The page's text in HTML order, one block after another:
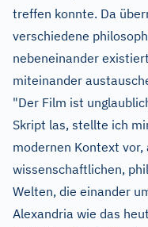
treffen konnte. Da
verschiedene
nebeneinander
miteinander
"Der Film ist
Skript las, stellte ich
modernen Kontext vor,
wissenschaftlichen,
Welten, die einander
Alexandria wie das